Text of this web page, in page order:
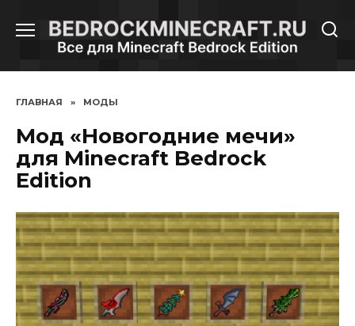
содержанию
ГЛАВНАЯ » МОДЫ
Мод «Новогодние мечи»
для Minecraft Bedrock
Edition